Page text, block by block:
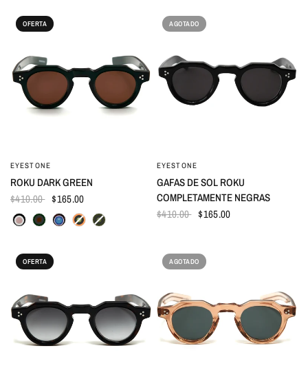
OFERTA
EYESTONE
ROKU DARK GREEN
$410.00 $165.00
AGOTADO
EYESTONE
GAFAS DE SOL ROKU
COMPLETAMENTE NEGRAS
$410.00 $165.00
OFERTA AGOTADO